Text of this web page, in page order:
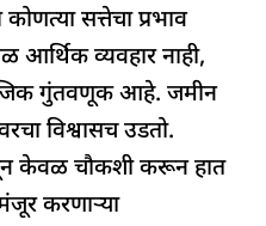
सत्तेचा प्रभाव
व्यवहार नाही,
गुंतवणूक आहे. जमीन
विश्वासच उडतो.
केवळ चौकशी करून हात
करणाऱ्या